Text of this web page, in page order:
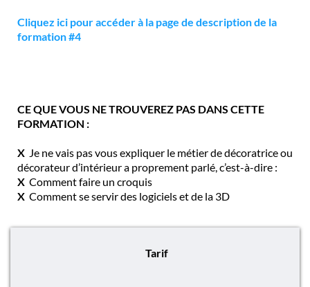
Cliquez ici pour accéder à la page de description de la
formation #4
CE QUE VOUS NE TROUVEREZ PAS DANS CETTE
FORMATION :
X Je ne vais pas vous expliquer le métier de décoratrice ou
décorateur d’intérieur a proprement parlé, c’est-à-dire :
X Comment faire un croquis
X Comment se servir des logiciels et de la 3D
Tarif